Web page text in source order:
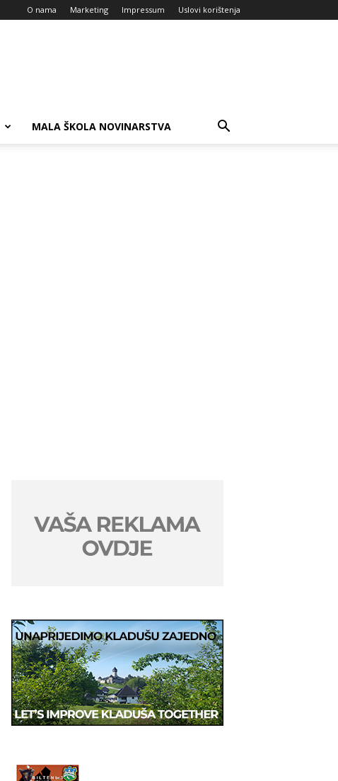
O nama Marketing Impressum Uslovi korištenja
MALA ŠKOLA NOVINARSTVA